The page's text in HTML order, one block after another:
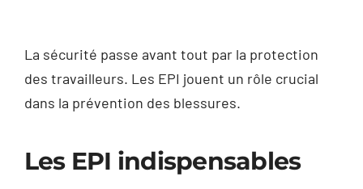
La sécurité passe avant tout par la protection
des travailleurs. Les EPI jouent un rôle crucial
dans la prévention des blessures.
Les EPI indispensables